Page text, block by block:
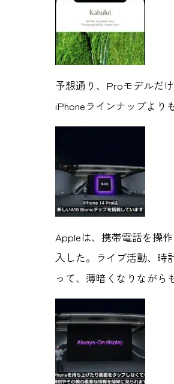
予想通り、Proモデルだ
iPhoneラインナップより
Appleは、携帯電話を操
入した。ライブ活動、時
って、薄暗くなりながら